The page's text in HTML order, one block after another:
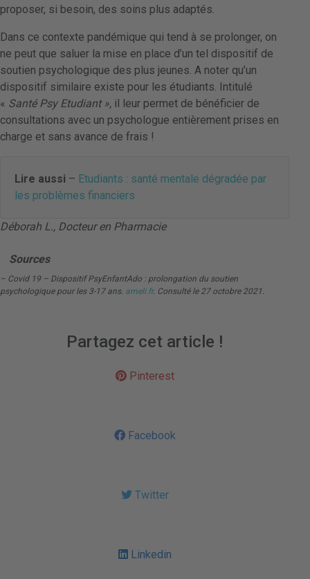
proposer, si besoin, des soins plus adaptés.
Dans ce contexte pandémique qui tend à se prolonger, on
ne peut que saluer la mise en place d’un tel dispositif de
soutien psychologique des plus jeunes. A noter qu’un
dispositif similaire existe pour les étudiants. Intitulé
« Santé Psy Etudiant », il leur permet de bénéficier de
consultations avec un psychologue entièrement prises en
charge et sans avance de frais !
Lire aussi – Etudiants : santé mentale dégradée par
les problèmes financiers
Déborah L., Docteur en Pharmacie
Sources
– Covid 19 – Dispositif PsyEnfantAdo : prolongation du soutien
psychologique pour les 3-17 ans. ameli.fr. Consulté le 27 octobre 2021.
Partagez cet article !
Pinterest
Facebook
Twitter
Linkedin